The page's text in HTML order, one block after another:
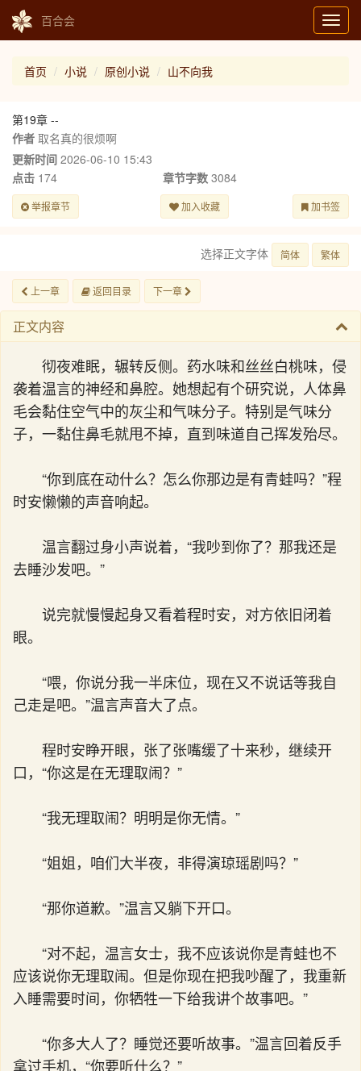
百合会
首页 小说 原创小说 山不向我
第19章 --
作者 取名真的很烦啊
更新时间 2026-06-10 15:43
点击 174 章节字数3084
举报章节 加入收藏 加书签
选择正文字体 简体 繁体
上一章 返回目录 下一章
正文内容
彻夜难眠，辗转反侧。药水味和丝丝白桃味，侵
袭着温言的神经和鼻腔。她想起有个研究说，人体鼻
毛会黏住空气中的灰尘和气味分子。特别是气味分
子，一黏住鼻毛就甩不掉，直到味道自己挥发殆尽。
“你到底在动什么？怎么你那边是有青蛙吗？”程
时安懒懒的声音响起。
温言翻过身小声说着，“我吵到你了？那我还是
去睡沙发吧。”
说完就慢慢起身又看着程时安，对方依旧闭着
眼。
“喂，你说分我一半床位，现在又不说话等我自
己走是吧。”温言声音大了点。
程时安睁开眼，张了张嘴缓了十来秒，继续开
口，“你这是在无理取闹？”
“我无理取闹？明明是你无情。”
“姐姐，咱们大半夜，非得演琼瑶剧吗？”
“那你道歉。”温言又躺下开口。
“对不起，温言女士，我不应该说你是青蛙也不
应该说你无理取闹。但是你现在把我吵醒了，我重新
入睡需要时间，你牺牲一下给我讲个故事吧。”
“你多大人了？睡觉还要听故事。”温言回着反手
拿过手机，“你要听什么？”